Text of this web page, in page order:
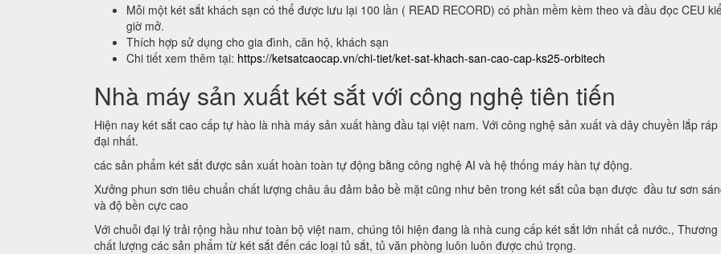
Mỗi một két sắt khách sạn có thể được lưu lại 100 lần ( READ RECORD) có phần mềm kèm theo và đầu đọc CEU
giờ mở.
Thích hợp sử dụng cho gia đình, căn hộ, khách sạn
Chi tiết xem thêm tại: https://ketsatcaocap.vn/chi-tiet/ket-sat-khach-san-cao-cap-ks25-orbitech
Nhà máy sản xuất két sắt với công nghệ tiên tiến
Hiện nay két sắt cao cấp tự hào là nhà máy sản xuất hàng đầu tại việt nam. Với công nghệ sản xuất và dây chuyền lắp ráp
đại nhất.
các sản phẩm két sắt được sản xuất hoàn toàn tự động bằng công nghệ AI và hệ thống máy hàn tự động.
Xưởng phun sơn tiêu chuẩn chất lượng châu âu đảm bảo bề mặt cũng như bên trong két sắt của bạn được đầu tư sơn
và độ bền cực cao
Với chuỗi đại lý trải rộng hầu như toàn bộ việt nam, chúng tôi hiện đang là nhà cung cấp két sắt lớn nhất cả nước., Thương
chất lượng các sản phẩm từ két sắt đến các loại tủ sắt, tủ văn phòng luôn luôn được chú trọng.